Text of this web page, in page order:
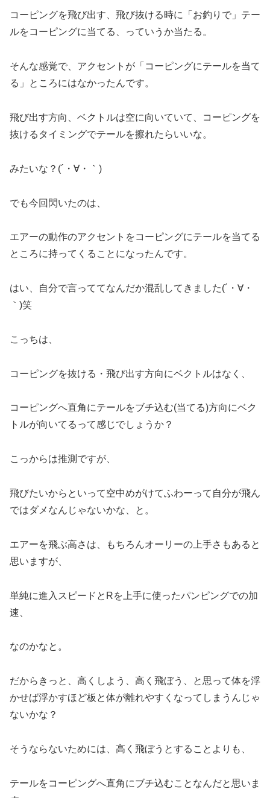
コーピングを飛び出す、飛び抜ける時に「お釣りで」テー
ルをコーピングに当てる、っていうか当たる。
そんな感覚で、アクセントが「コーピングにテールを当て
る」ところにはなかったんです。
飛び出す方向、ベクトルは空に向いていて、コーピングを
抜けるタイミングでテールを擦れたらいいな。
みたいな？(´・∀・｀)
でも今回閃いたのは、
エアーの動作のアクセントをコーピングにテールを当てる
ところに持ってくることになったんです。
はい、自分で言っててなんだか混乱してきました(´・∀・
｀)笑
こっちは、
コーピングを抜ける・飛び出す方向にベクトルはなく、
コーピングへ直角にテールをブチ込む(当てる)方向にベク
トルが向いてるって感じでしょうか？
こっからは推測ですが、
飛びたいからといって空中めがけてふわーって自分が飛ん
ではダメなんじゃないかな、と。
エアーを飛ぶ高さは、もちろんオーリーの上手さもあると
思いますが、
単純に進入スピードとRを上手に使ったパンピングでの加
速、
なのかなと。
だからきっと、高くしよう、高く飛ぼう、と思って体を浮
かせば浮かすほど板と体が離れやすくなってしまうんじゃ
ないかな？
そうならないためには、高く飛ぼうとすることよりも、
テールをコーピングへ直角にブチ込むことなんだと思いま